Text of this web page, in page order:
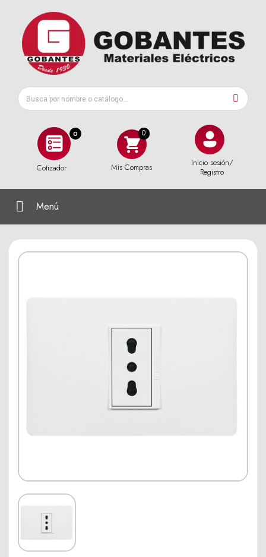
0
Cotizador Mis Compras
Inicio sesión/
Registro
Menú